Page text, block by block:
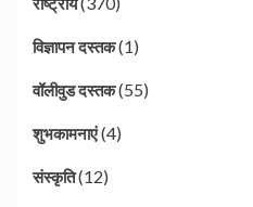
विज्ञापन दस्तक(1)
वॉलीवुड दस्तक(55)
शुभकामनाएं(4)
संस्कृति(12)